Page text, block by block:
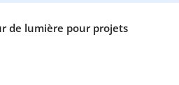
de lumière pour projets